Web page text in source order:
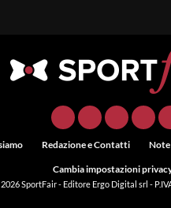
Redazione e Contatti Note
Cambia impostazioni
SportFair- Editore Ergo Digital srl -